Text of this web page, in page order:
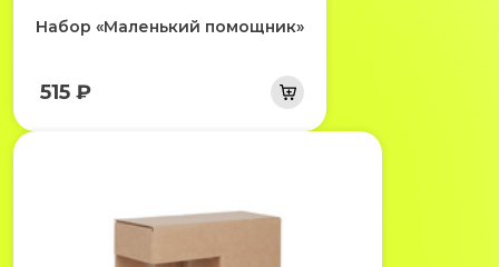
Набор «Маленький помощник»
515 ₽